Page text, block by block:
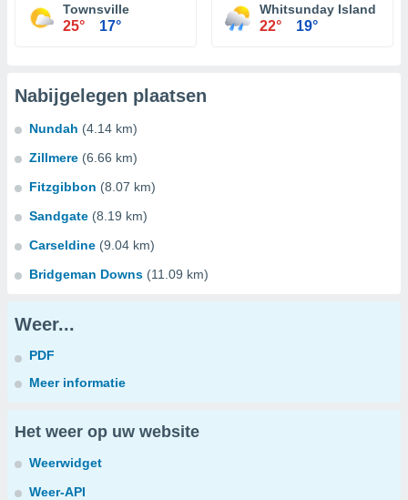
Townsville
25° 17°
Whitsunday Island
22° 19°
Nabijgelegen plaatsen
Nundah (4.14 km)
Zillmere (6.66 km)
Fitzgibbon (8.07 km)
Sandgate (8.19 km)
Carseldine (9.04 km)
Bridgeman Downs (11.09 km)
Weer...
PDF
Meer informatie
Het weer op uw website
Weerwidget
Weer-API